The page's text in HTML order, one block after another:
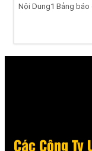
Nội Dung1 Bảng
Các Công Ty